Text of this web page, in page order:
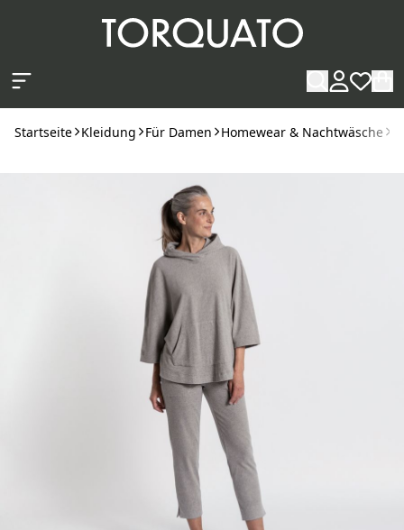
Startseite Kleidung Für Damen Homewear & Nachtwäsche